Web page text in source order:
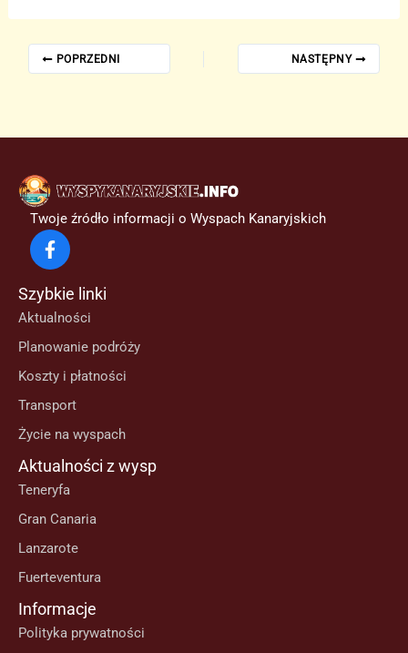
POPRZEDNI NASTĘPNY
Twoje źródło informacji o Wyspach Kanaryjskich
Szybkie linki
Aktualności
Planowanie podróży
Koszty i płatności
Transport
Życie na wyspach
Aktualności z wysp
Teneryfa
Gran Canaria
Lanzarote
Fuerteventura
Informacje
Polityka prywatności